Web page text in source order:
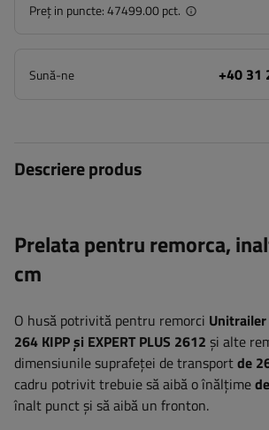
Preț in puncte:47499.00 pct.
Sună-ne +40 31
Descriere produs
Prelata pentru remorca,
cm
O husă potrivită pentru remorci Unitrailer
264 KIPP și EXPERT PLUS 2612 și alte
dimensiunile suprafeței de transportde
cadru potrivit trebuie să aibă o înălțime
înalt punct și să aibă un fronton.